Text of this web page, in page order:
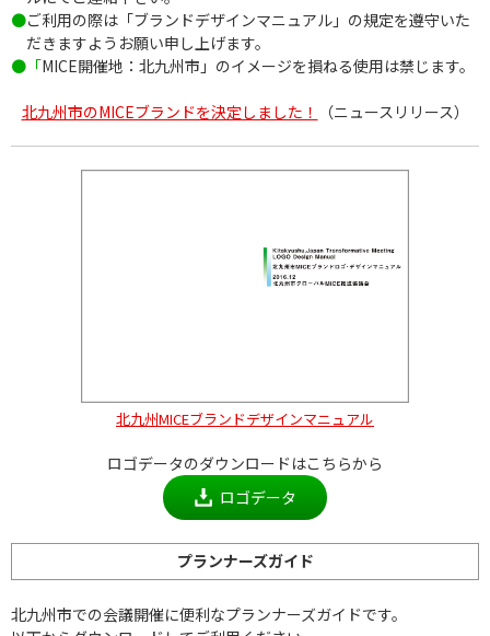
●ご利用の際は「ブランドデザインマニュアル」の規定を遵守いた
だきますようお願い申し上げます。
●「MICE開催地：北九州市」のイメージを損ねる使用は禁じます。
北九州市のMICEブランドを決定しました！ （ニュースリリース）
北九州MICEブランドデザインマニュアル
ロゴデータのダウンロードはこちらから
ロゴデータ
プランナーズガイド
北九州市での会議開催に便利なプランナーズガイドです。